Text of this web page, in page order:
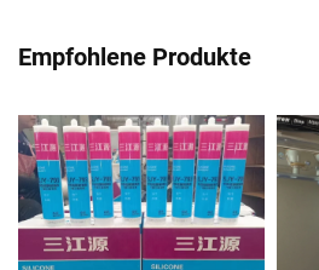
Empfohlene Produkte